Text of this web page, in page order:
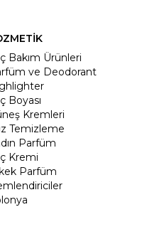
Bakım Ürünleri
ve Deodorant
Boyası
Kremleri
Temizleme
Parfüm
Kremi
Parfüm